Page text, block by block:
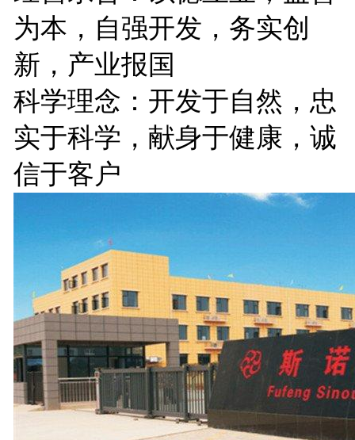
为本，自强开发，务实创
新，产业报国
科学理念：开发于自然，忠
实于科学，献身于健康，诚
信于客户